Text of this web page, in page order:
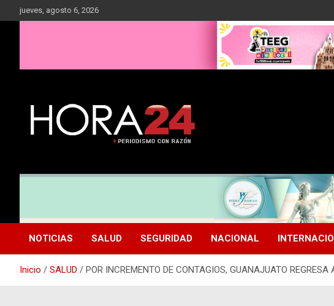
Saltar
al
jueves, agosto 6, 2026
NOTICIAS SALUD SEGURIDAD NACIONAL
Inicio SALUD POR INCREMENTO DE CONTAGIOS, GUANAJUATO